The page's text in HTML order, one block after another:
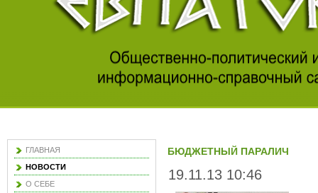
ГЛАВНАЯ
НОВОСТИ
О СЕБЕ
БЮДЖЕТНЫЙ ПАРАЛИЧ
19.11.13 10:46